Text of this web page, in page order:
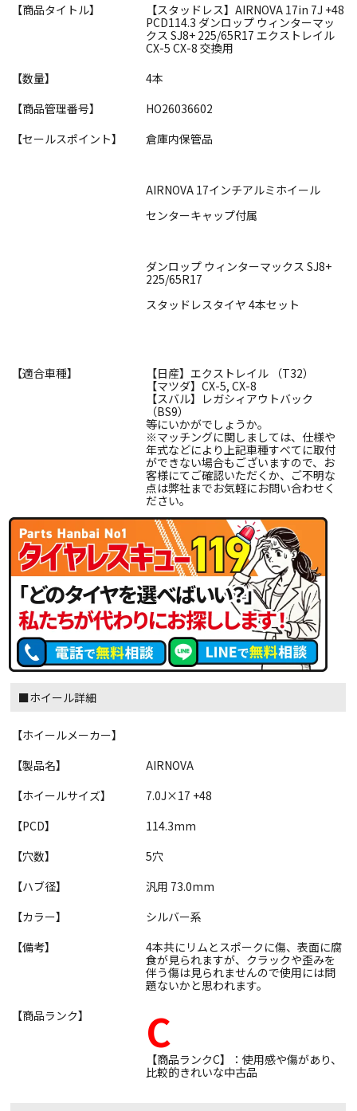
【商品タイトル】
【スタッドレス】AIRNOVA 17in 7J +48
PCD114.3 ダンロップ ウィンターマッ
クス SJ8+ 225/65R17 エクストレイル
CX-5 CX-8 交換用
【数量】
4本
【商品管理番号】
HO26036602
【セールスポイント】
倉庫内保管品
AIRNOVA 17インチアルミホイール
センターキャップ付属
ダンロップ ウィンターマックス SJ8+
225/65R17
スタッドレスタイヤ 4本セット
【適合車種】
【日産】エクストレイル （T32）
【マツダ】CX-5, CX-8
【スバル】レガシィアウトバック
（BS9）
等にいかがでしょうか。
※マッチングに関しましては、仕様や
年式などにより上記車種すべてに取付
ができない場合もございますので、お
客様にてご確認いただくか、ご不明な
点は弊社までお気軽にお問い合わせく
ださい。
■ホイール詳細
【ホイールメーカー】
【製品名】
AIRNOVA
【ホイールサイズ】
7.0J×17 +48
【PCD】
114.3mm
【穴数】
5穴
【ハブ径】
汎用 73.0mm
【カラー】
シルバー系
【備考】
4本共にリムとスポークに傷、表面に腐
食が見られますが、クラックや歪みを
伴う傷は見られませんので使用には問
題ないかと思われます。
【商品ランク】
C
【商品ランクC】：使用感や傷があり、
比較的きれいな中古品